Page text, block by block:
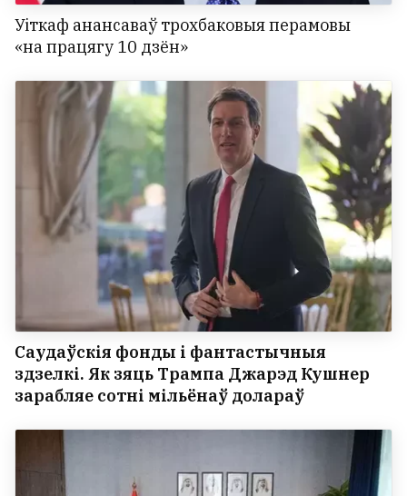
Уіткаф анансаваў трохбаковыя перамовы
«на працягу 10 дзён»
Саудаўскія фонды і фантастычныя
здзелкі. Як зяць Трампа Джарэд Кушнер
зарабляе сотні мільёнаў долараў